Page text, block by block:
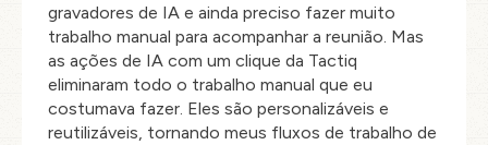
gravadores de IA e ainda preciso fazer muito
trabalho manual para acompanhar a reunião. Mas
as ações de IA com um clique da Tactiq
eliminaram todo o trabalho manual que eu
costumava fazer. Eles são personalizáveis e
reutilizáveis, tornando meus fluxos de trabalho de